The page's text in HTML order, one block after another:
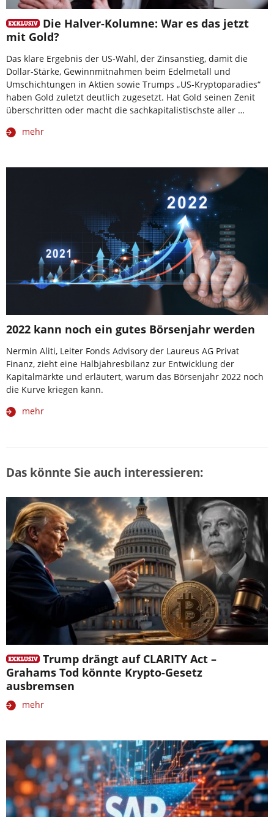
Die Halver-Kolumne: War es das jetzt
mit Gold?
Das klare Ergebnis der US-Wahl, der Zinsanstieg, damit die
Dollar-Stärke, Gewinnmitnahmen beim Edelmetall und
Umschichtungen in Aktien sowie Trumps „US-Kryptoparadies“
haben Gold zuletzt deutlich zugesetzt. Hat Gold seinen Zenit
überschritten oder macht die sachkapitalistischste aller …
mehr
2022 kann noch ein gutes Börsenjahr werden
Nermin Aliti, Leiter Fonds Advisory der Laureus AG Privat
Finanz, zieht eine Halbjahresbilanz zur Entwicklung der
Kapitalmärkte und erläutert, warum das Börsenjahr 2022 noch
die Kurve kriegen kann.
mehr
Das könnte Sie auch interessieren:
Trump drängt auf CLARITY Act –
Grahams Tod könnte Krypto-Gesetz
ausbremsen
mehr